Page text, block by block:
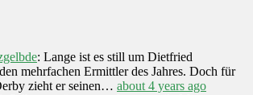
: Lange ist es still um Dietfried
mehrfachen Ermittler des Jahres. Doch für
zieht er seinen… about 4 years ago